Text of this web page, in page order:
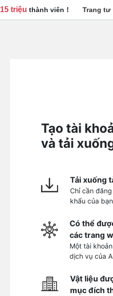
15 triệu thành viên！ Trang tư
Tạo tài
và tải
Tải xuống
Chỉ cần
khẩu của
Có thể
các trang
Một tài
dịch vụ của
Vật liệu
mục đích